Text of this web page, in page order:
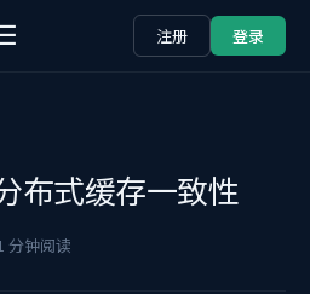
注册 登录
布式缓存一致性
分钟阅读